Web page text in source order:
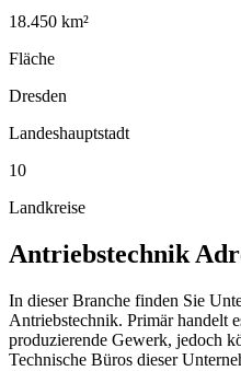
18.450 km²
Fläche
Dresden
Landeshauptstadt
10
Landkreise
Antriebstechnik
In dieser Branche finden Sie
Antriebstechnik. Primär handelt
produzierende Gewerk, jedoch
Technische Büros dieser